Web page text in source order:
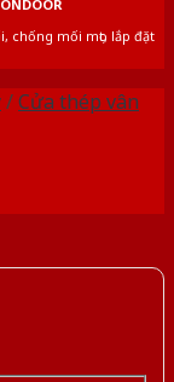
chống mối mọt, lắp đặt
/Cửa thép vân